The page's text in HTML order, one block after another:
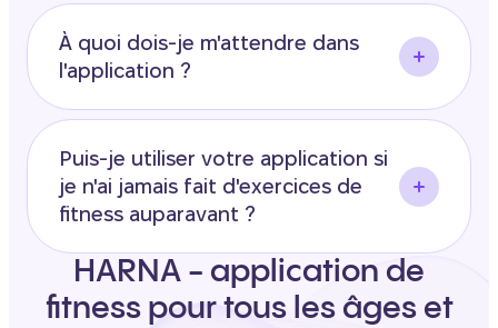
À quoi dois-je m'attendre dans
l'application ?
Puis-je utiliser votre application si
je n'ai jamais fait d'exercices de
fitness auparavant ?
HARNA - application de
fitness pour tous les âges et